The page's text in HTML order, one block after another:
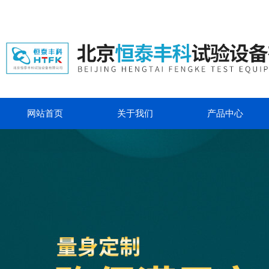
网站首页 关于我们 产品中心